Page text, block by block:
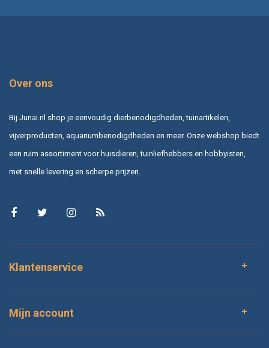
Over ons
Bij Junai.nl shop je eenvoudig dierbenodigdheden, tuinartikelen,
vijverproducten, aquariumbenodigdheden en meer. Onze webshop biedt
een ruim assortiment voor huisdieren, tuinliefhebbers en hobbyisten,
met snelle levering en scherpe prijzen.
Klantenservice
Mijn account